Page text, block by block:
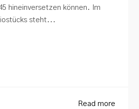
hineinversetzen können. Im
steht...
Read more